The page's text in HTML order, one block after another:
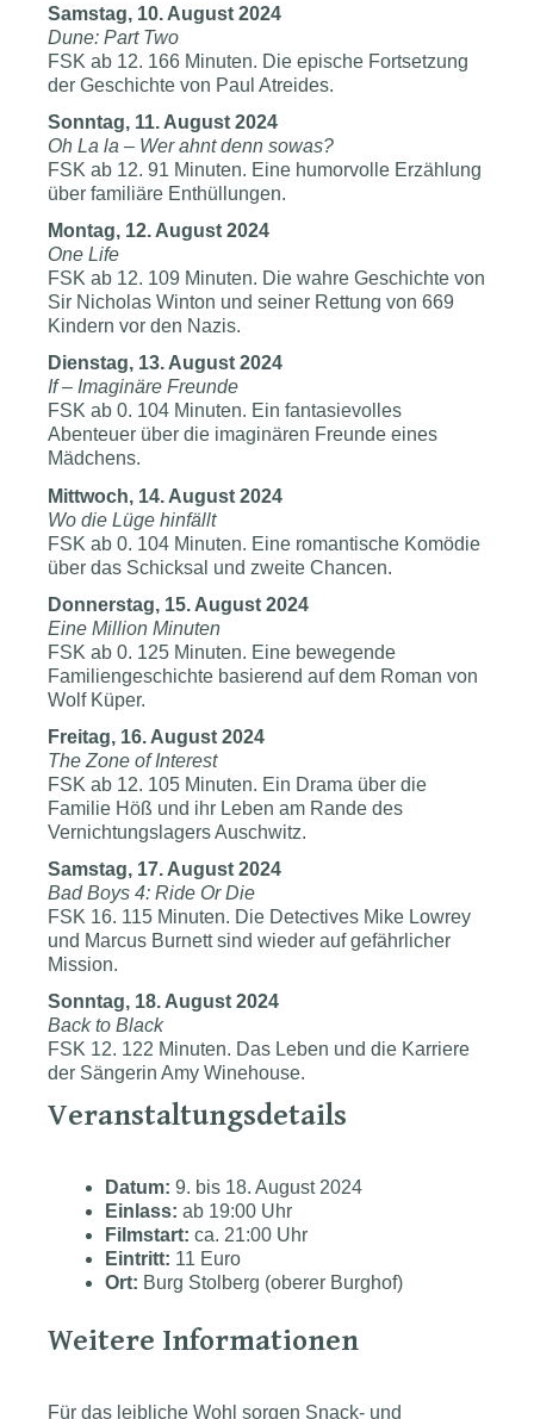
Samstag, 10. August 2024
Dune: Part Two
FSK ab 12. 166 Minuten. Die epische Fortsetzung
der Geschichte von Paul Atreides.
Sonntag, 11. August 2024
Oh La la – Wer ahnt denn sowas?
FSK ab 12. 91 Minuten. Eine humorvolle Erzählung
über familiäre Enthüllungen.
Montag, 12. August 2024
One Life
FSK ab 12. 109 Minuten. Die wahre Geschichte von
Sir Nicholas Winton und seiner Rettung von 669
Kindern vor den Nazis.
Dienstag, 13. August 2024
If – Imaginäre Freunde
FSK ab 0. 104 Minuten. Ein fantasievolles
Abenteuer über die imaginären Freunde eines
Mädchens.
Mittwoch, 14. August 2024
Wo die Lüge hinfällt
FSK ab 0. 104 Minuten. Eine romantische Komödie
über das Schicksal und zweite Chancen.
Donnerstag, 15. August 2024
Eine Million Minuten
FSK ab 0. 125 Minuten. Eine bewegende
Familiengeschichte basierend auf dem Roman von
Wolf Küper.
Freitag, 16. August 2024
The Zone of Interest
FSK ab 12. 105 Minuten. Ein Drama über die
Familie Höß und ihr Leben am Rande des
Vernichtungslagers Auschwitz.
Samstag, 17. August 2024
Bad Boys 4: Ride Or Die
FSK 16. 115 Minuten. Die Detectives Mike Lowrey
und Marcus Burnett sind wieder auf gefährlicher
Mission.
Sonntag, 18. August 2024
Back to Black
FSK 12. 122 Minuten. Das Leben und die Karriere
der Sängerin Amy Winehouse.
Veranstaltungsdetails
Datum: 9. bis 18. August 2024
Einlass: ab 19:00 Uhr
Filmstart: ca. 21:00 Uhr
Eintritt: 11 Euro
Ort: Burg Stolberg (oberer Burghof)
Weitere Informationen
Für das leibliche Wohl sorgen Snack- und